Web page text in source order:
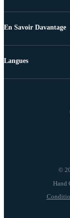
En Savoir Davantage
©
Langues